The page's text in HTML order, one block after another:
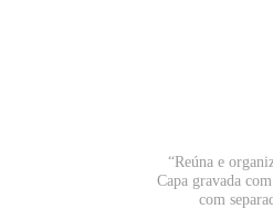
“Reúna e
Capa gravada
com